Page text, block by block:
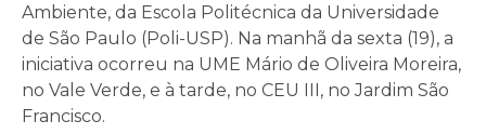
Ambiente, da Escola Politécnica da Universidade
de São Paulo (Poli-USP). Na manhã da sexta (19), a
iniciativa ocorreu na UME Mário de Oliveira Moreira,
no Vale Verde, e à tarde, no CEU III, no Jardim São
Francisco.